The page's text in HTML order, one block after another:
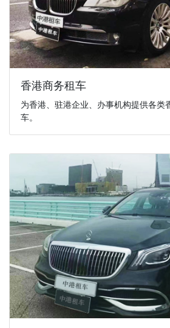
香港商务租车
为香港、驻港企业、办事机构提供各类
车。